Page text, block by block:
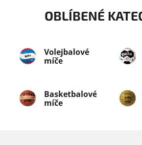
OBLÍBENÉ
Volejbalové
míče
Basketbalové
míče